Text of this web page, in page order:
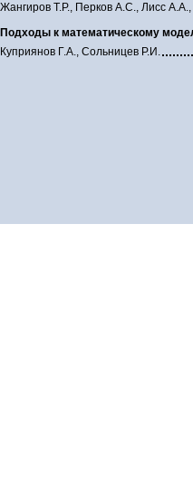
Жангиров Т.Р., Перков А.С., Лисс
Подходы к математическому
Куприянов Г.А., Сольницев Р.И.